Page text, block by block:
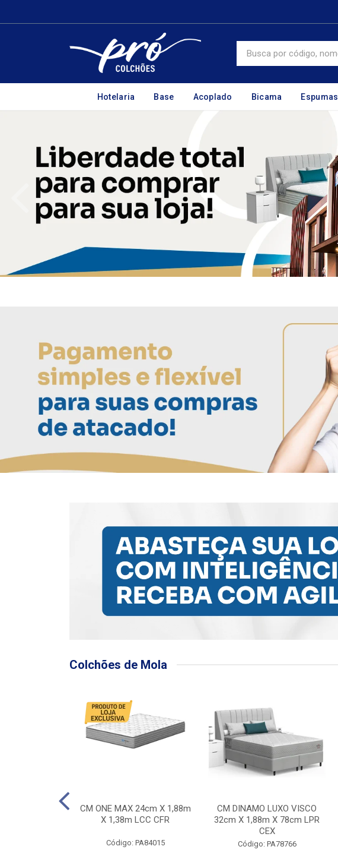
Hotelaria Base Acoplado Bicama Espumas
Colchões de Mola
CM ONE MAX 24cm X 1,88m
X 1,38m LCC CFR
Código: PA84015
CM DINAMO LUXO VISCO
32cm X 1,88m X 78cm LPR
CEX
Código: PA78766